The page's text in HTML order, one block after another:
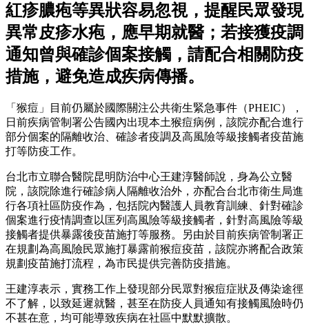
紅疹膿疱等異狀容易忽視，提醒民眾發現
異常皮疹水疱，應早期就醫；若接獲疫調
通知曾與確診個案接觸，請配合相關防疫
措施，避免造成疾病傳播。
「猴痘」目前仍屬於國際關注公共衛生緊急事件（PHEIC），
日前疾病管制署公告國內出現本土猴痘病例，該院亦配合進行
部分個案的隔離收治、確診者疫調及高風險等級接觸者疫苗施
打等防疫工作。
台北市立聯合醫院昆明防治中心王建淳醫師說，身為公立醫
院，該院除進行確診病人隔離收治外，亦配合台北市衛生局進
行各項社區防疫作為，包括院內醫護人員教育訓練、針對確診
個案進行疫情調查以匡列高風險等級接觸者，針對高風險等級
接觸者提供暴露後疫苗施打等服務。另由於目前疾病管制署正
在規劃為高風險民眾施打暴露前猴痘疫苗，該院亦將配合政策
規劃疫苗施打流程，為市民提供完善防疫措施。
王建淳表示，實務工作上發現部分民眾對猴痘症狀及傳染途徑
不了解，以致延遲就醫，甚至在防疫人員通知有接觸風險時仍
不甚在意，均可能導致疾病在社區中默默擴散。